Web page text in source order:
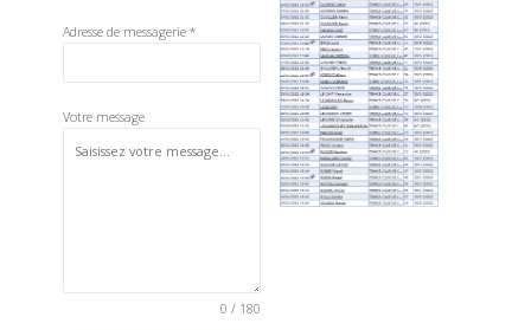
Adresse de messagerie *
Votre message
0 / 180